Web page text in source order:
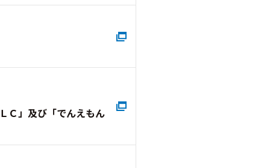
Ｃ」及び「でんえもん